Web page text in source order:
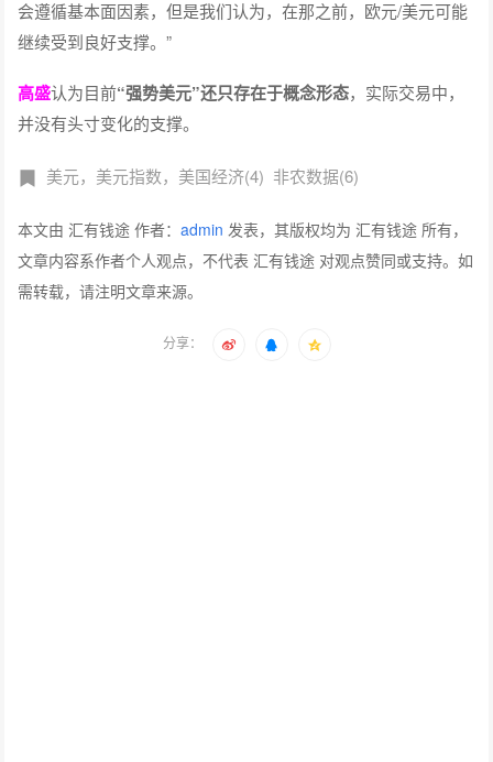
会遵循基本面因素，但是我们认为，在那之前，欧元/美元可能
继续受到良好支撑。”
高盛认为目前“强势美元”还只存在于概念形态，实际交易中，
并没有头寸变化的支撑。
美元，美元指数，美国经济(4) 非农数据(6)
本文由 汇有钱途 作者：admin 发表，其版权均为 汇有钱途 所有，
文章内容系作者个人观点，不代表 汇有钱途 对观点赞同或支持。如
需转载，请注明文章来源。
分享：